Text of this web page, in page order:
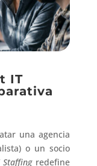
IT
una agencia
o un socio
Staffingredefine